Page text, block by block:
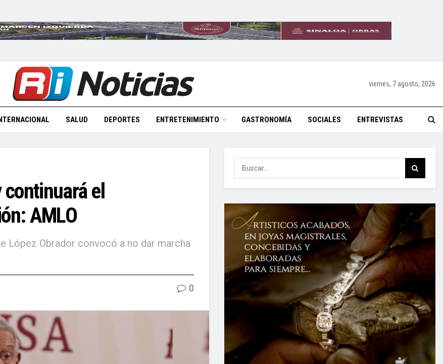
viernes, 7 agosto, 2026
SALUD DEPORTES ENTRETENIMIENTO GASTRONOMÍA SOCIALES ENTREVISTAS
continuará el
AMLO
López Obrador convocó a no dar marcha
0